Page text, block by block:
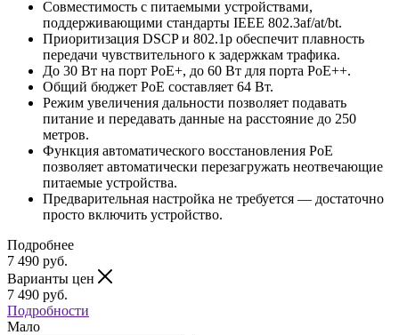
Совместимость с питаемыми устройствами,
поддерживающими стандарты IEEE 802.3af/at/bt.
Приоритизация DSCP и 802.1p обеспечит плавность
передачи чувствительного к задержкам трафика.
До 30 Вт на порт PoE+, до 60 Вт для порта PoE++.
Общий бюджет PoE составляет 64 Вт.
Режим увеличения дальности позволяет подавать
питание и передавать данные на расстояние до 250
метров.
Функция автоматического восстановления PoE
позволяет автоматически перезагружать неотвечающие
питаемые устройства.
Предварительная настройка не требуется — достаточно
просто включить устройство.
Подробнее
7 490 руб.
Варианты цен
7 490 руб.
Подробности
Мало